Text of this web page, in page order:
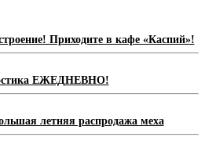
Приходите в кафе «Каспий»!
ЕЖЕДНЕВНО!
летняя распродажа меха